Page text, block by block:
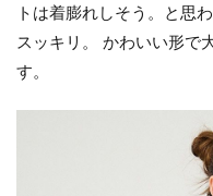
トは着膨れしそう。と思
スッキリ。 かわいい形で
す。